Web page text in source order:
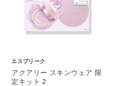
エスプリーク
アクアリー スキンウェア 限
定キット 2